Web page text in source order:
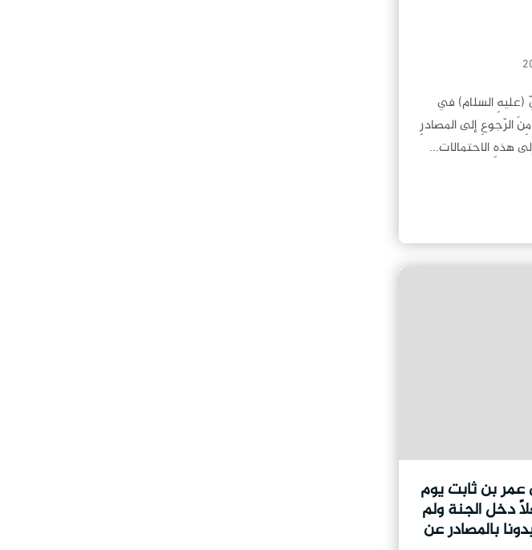
(عليهِ السلام) في
الرّجوعِ إلى المصادرِ
هذهِ الاحتمالات...
بن ثابت يوم
دخل الجنة ولم
بالمصادر عن